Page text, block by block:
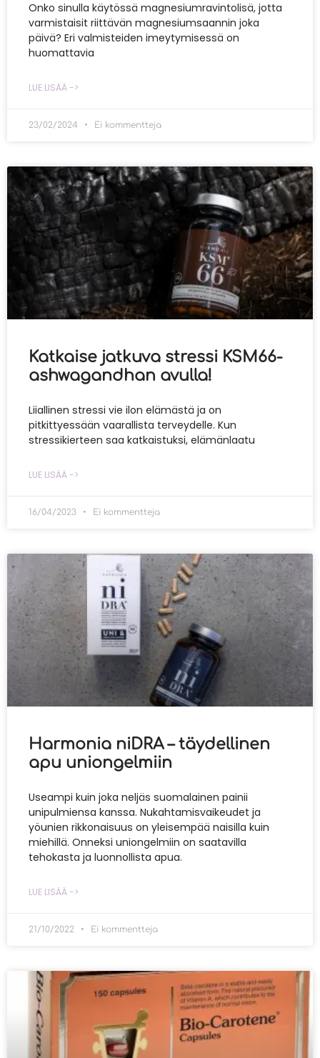
Onko sinulla käytössä magnesiumravintolisä, jotta
varmistaisit riittävän magnesiumsaannin joka
päivä? Eri valmisteiden imeytymisessä on
huomattavia
LUE LISÄÄ ->
23/02/2024 Ei kommentteja
Katkaise jatkuva stressi KSM66-
ashwagandhan avulla!
Liiallinen stressi vie ilon elämästä ja on
pitkittyessään vaarallista terveydelle. Kun
stressikierteen saa katkaistuksi, elämänlaatu
LUE LISÄÄ ->
16/04/2023 Ei kommentteja
Harmonia niDRA – täydellinen
apu uniongelmiin
Useampi kuin joka neljäs suomalainen painii
unipulmiensa kanssa. Nukahtamisvaikeudet ja
yöunien rikkonaisuus on yleisempää naisilla kuin
miehillä. Onneksi uniongelmiin on saatavilla
tehokasta ja luonnollista apua.
LUE LISÄÄ ->
21/10/2022 Ei kommentteja